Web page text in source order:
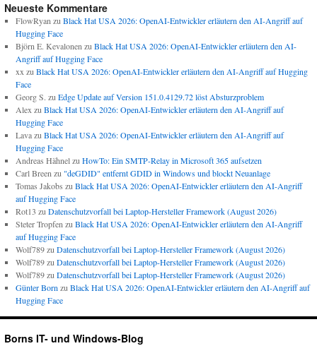
Neueste Kommentare
FlowRyan zu Black Hat USA 2026: OpenAI-Entwickler erläutern den AI-Angriff auf
Hugging Face
Björn E. Kevalonen zu Black Hat USA 2026: OpenAI-Entwickler erläutern den AI-
Angriff auf Hugging Face
xx zu Black Hat USA 2026: OpenAI-Entwickler erläutern den AI-Angriff auf Hugging
Face
Georg S. zu Edge Update auf Version 151.0.4129.72 löst Absturzproblem
Alex zu Black Hat USA 2026: OpenAI-Entwickler erläutern den AI-Angriff auf
Hugging Face
Lavazu Black Hat USA 2026: OpenAI-Entwickler erläutern den AI-Angriff auf
Hugging Face
Andreas Hähnelzu HowTo: Ein SMTP-Relay in Microsoft 365 aufsetzen
Carl Breen zu "deGDID" entfernt GDID in Windows und blockt Neuanlage
Tomas Jakobs zu Black Hat USA 2026: OpenAI-Entwickler erläutern den AI-Angriff
auf Hugging Face
Rot13 zu Datenschutzvorfall bei Laptop-Hersteller Framework (August 2026)
Steter Tropfen zu Black Hat USA 2026: OpenAI-Entwickler erläutern den AI-Angriff
auf Hugging Face
Wolf789zu Datenschutzvorfall bei Laptop-Hersteller Framework (August 2026)
Wolf789zu Datenschutzvorfall bei Laptop-Hersteller Framework (August 2026)
Wolf789zu Datenschutzvorfall bei Laptop-Hersteller Framework (August 2026)
Günter Born zu Black Hat USA 2026: OpenAI-Entwickler erläutern den AI-Angriff auf
Hugging Face
Borns IT- und Windows-Blog